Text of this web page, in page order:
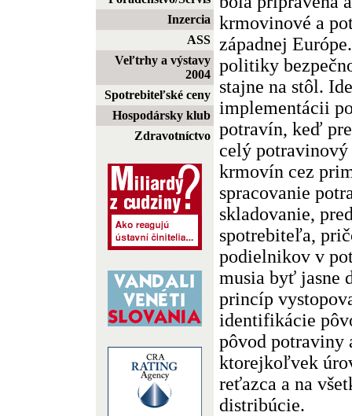
Inzercia
ASS
Veľtrhy a výstavy
2004
Spotrebiteľské ceny
Hospodársky klub
Zdravotníctvo
krmovinové a
západnej
politiky
stajne na stôl.
implementácii
potravín, keď
celý
krmovín cez
spracovanie
skladovanie,
spotrebiteľa,
podielnikov v
musia byť jasne
princíp
identifikácie
pôvod potraviny
ktorejkoľvek
reťazca a na
distribúcie.